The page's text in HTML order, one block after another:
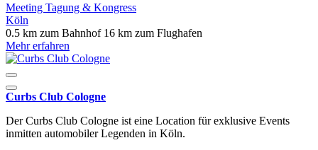
Meeting Tagung & Kongress
Köln
0.5 km zum Bahnhof 16 km zum Flughafen
Mehr erfahren
Curbs Club Cologne
Der Curbs Club Cologne ist eine Location für exklusive Events
inmitten automobiler Legenden in Köln.